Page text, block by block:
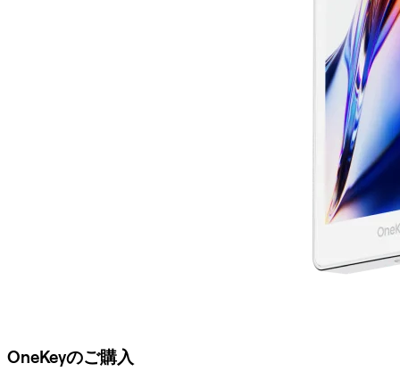
OneKeyのご購入